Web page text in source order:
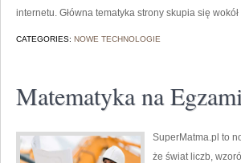
internetu. Główna tematyka strony skupia się
CATEGORIES: NOWE TECHNOLOGIE
Matematyka na
SuperMatma.pl to
że świat liczb,